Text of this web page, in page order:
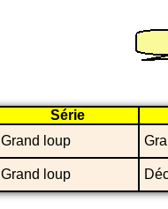
Série
Grand loup
Grand loup